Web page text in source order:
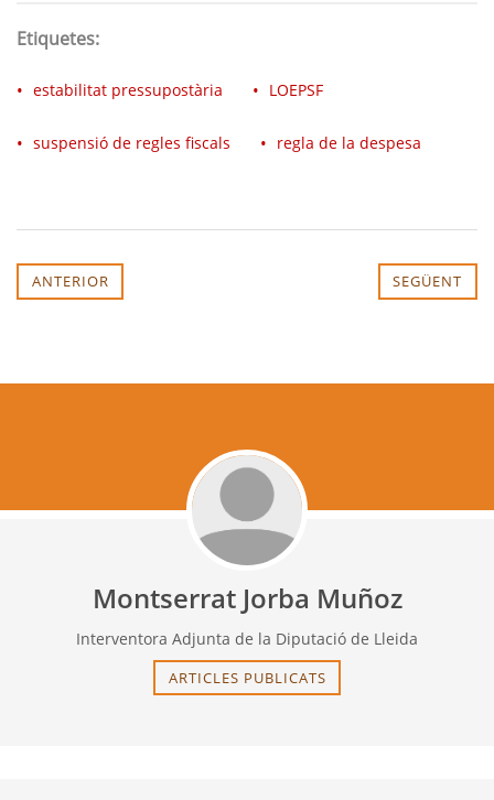
Etiquetes:
estabilitat pressupostària LOEPSF
suspensió de regles fiscals regla de la despesa
ANTERIOR SEGÜENT
Montserrat Jorba Muñoz
Interventora Adjunta de la Diputació de Lleida
ARTICLES PUBLICATS